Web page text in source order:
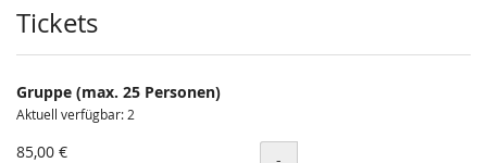
Produkte
Tickets
Gruppe (max. 25 Personen)
Aktuell verfügbar: 2
85,00 € Menge